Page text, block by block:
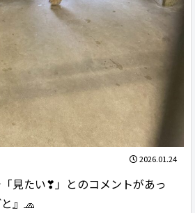
2026.01.24
見たい❣」とのコメントがあっ
』🧢